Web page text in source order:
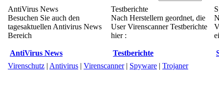
AntiVirus News
Besuchen Sie auch den
tagesaktuellen Antivirus News
Bereich
AntiVirus News
Testberichte
Nach Herstellern geordnet, die
User Virenscanner Testberichte
hier :
Testberichte
Virenschutz | Antivirus | Virenscanner| Spyware | Trojaner